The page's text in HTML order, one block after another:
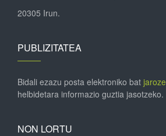
20305 Irun.
PUBLIZITATEA
Bidali ezazu posta elektroniko bat
helbidetara informazio guztia jasotzeko.
NON LORTU